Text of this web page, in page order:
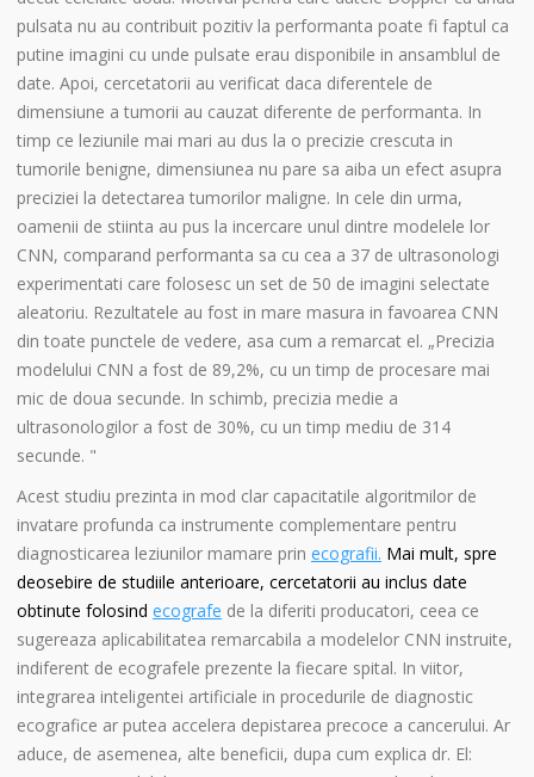
pulsata nu au contribuit pozitiv la performanta poate fi faptul ca
putine imagini cu unde pulsate erau disponibile in ansamblul de
date. Apoi, cercetatorii au verificat daca diferentele de
dimensiune a tumorii au cauzat diferente de performanta. In
timp ce leziunile mai mari au dus la o precizie crescuta in
tumorile benigne, dimensiunea nu pare sa aiba un efect asupra
preciziei la detectarea tumorilor maligne. In cele din urma,
oamenii de stiinta au pus la incercare unul dintre modelele lor
CNN, comparand performanta sa cu cea a 37 de ultrasonologi
experimentati care folosesc un set de 50 de imagini selectate
aleatoriu. Rezultatele au fost in mare masura in favoarea CNN
din toate punctele de vedere, asa cum a remarcat el. „Precizia
modelului CNN a fost de 89,2%, cu un timp de procesare mai
mic de doua secunde. In schimb, precizia medie a
ultrasonologilor a fost de 30%, cu un timp mediu de 314
secunde. "
Acest studiu prezinta in mod clar capacitatile algoritmilor de
invatare profunda ca instrumente complementare pentru
diagnosticarea leziunilor mamare prin ecografii. Mai mult, spre
deosebire de studiile anterioare, cercetatorii au inclus date
obtinute folosind ecografe de la diferiti producatori, ceea ce
sugereaza aplicabilitatea remarcabila a modelelor CNN instruite,
indiferent de ecografele prezente la fiecare spital. In viitor,
integrarea inteligentei artificiale in procedurile de diagnostic
ecografice ar putea accelera depistarea precoce a cancerului. Ar
aduce, de asemenea, alte beneficii, dupa cum explica dr. El: